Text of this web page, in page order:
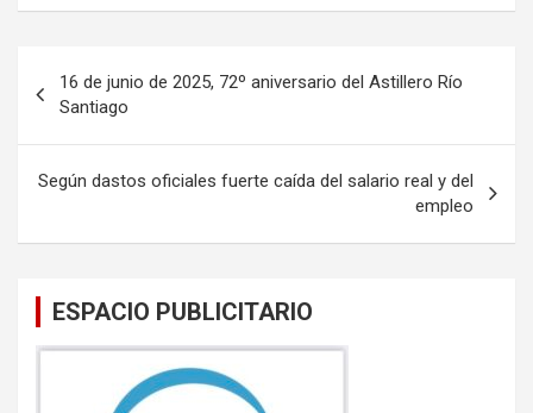
ce
b
o
o
k
tt
er
ail at
s
A
p
p
de
entradas
16 de junio de 2025, 72º aniversario del Astillero Río
Santiago
Según dastos oficiales fuerte caída del salario real y del
empleo
ESPACIO PUBLICITARIO